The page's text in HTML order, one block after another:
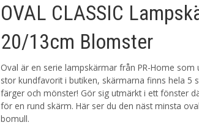
OVAL CLASSIC
20/13cm Blomster
Oval är en serie lampskärmar från PR-Home som
stor kundfavorit i butiken, skärmarna finns hela 5
färger och mönster! Gör sig utmärkt i ett fönster
för en rund skärm. Här ser du den näst minsta
bomull.